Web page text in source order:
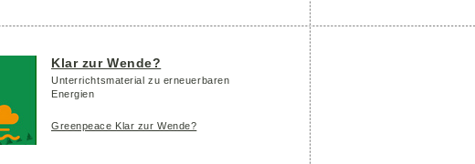
Klar zur Wende?
Unterrichtsmaterial zu erneuerbaren
Energien
Greenpeace Klar zur Wende?